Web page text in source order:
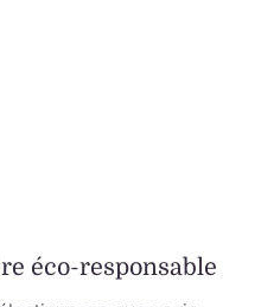
éco-responsable